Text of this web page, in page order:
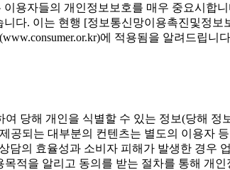
용자들의 개인정보보호를 매우 중요시합
다. 이는 현행 [정보통신망이용촉진및정보
에 적용됨을 알려드립니
당해 개인을 식별할 수 있는 정보(당해 정
공되는 대부분의 컨텐츠는 별도의 이용자
의 효율성과 소비자 피해가 발생한 경우
적을 알리고 동의를 받는 절차를 통해 개